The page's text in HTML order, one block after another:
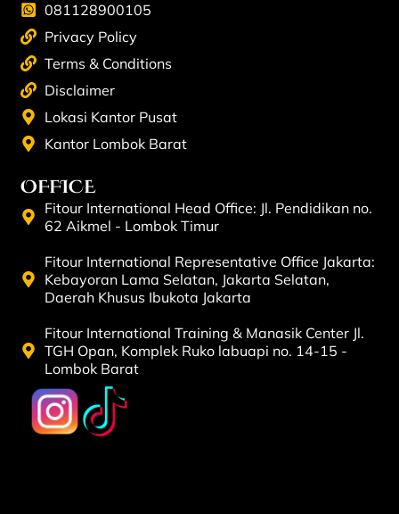
081128900105
Privacy Policy
Terms & Conditions
Disclaimer
Lokasi Kantor Pusat
Kantor Lombok Barat
OFFICE
Fitour International Head Office: Jl. Pendidikan no.
62 Aikmel - Lombok Timur
Fitour International Representative Office Jakarta:
Kebayoran Lama Selatan, Jakarta Selatan,
Daerah Khusus Ibukota Jakarta
Fitour International Training & Manasik Center Jl.
TGH Opan, Komplek Ruko labuapi no. 14-15 -
Lombok Barat